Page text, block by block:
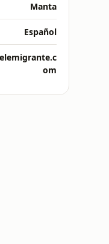
Manta
Español
om